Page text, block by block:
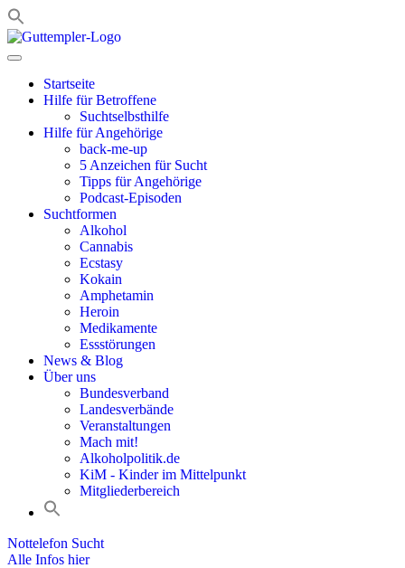
Zum
Inhalt
Startseite
Hilfe für Betroffene
Suchtselbsthilfe
Hilfe für Angehörige
back-me-up
5 Anzeichen für Sucht
Tipps für Angehörige
Podcast-Episoden
Suchtformen
Alkohol
Cannabis
Ecstasy
Kokain
Amphetamin
Heroin
Medikamente
Essstörungen
News & Blog
Über uns
Bundesverband
Landesverbände
Veranstaltungen
Mach mit!
Alkoholpolitik.de
KiM - Kinder im Mittelpunkt
Mitgliederbereich
Nottelefon Sucht
Alle Infos hier